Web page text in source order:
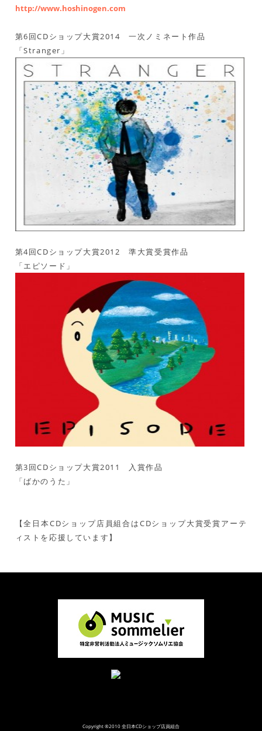
http://www.hoshinogen.com
第6回CDショップ大賞2014 一次ノミネート作品
「Stranger」
第4回CDショップ大賞2012 準大賞受賞作品
「エピソード」
第3回CDショップ大賞2011 入賞作品
「ばかのうた」
【全日本CDショップ店員組合はCDショップ大賞受賞アーテ
ィストを応援しています】
Copyright ®2010 全日本CDショップ店員組合